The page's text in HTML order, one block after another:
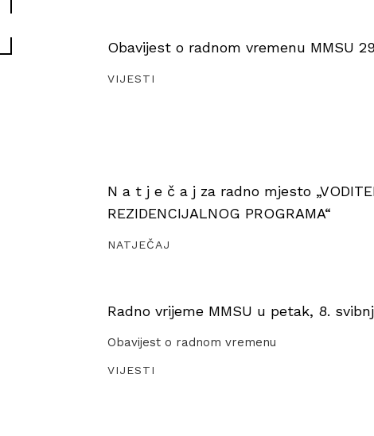
Obavijest o radnom vremenu MMSU
VIJESTI
N a t j e č a j za radno mjesto
REZIDENCIJALNOG PROGRAMA“
NATJEČAJ
Radno vrijeme MMSU u petak, 8.
Obavijest o radnom vremenu
VIJESTI